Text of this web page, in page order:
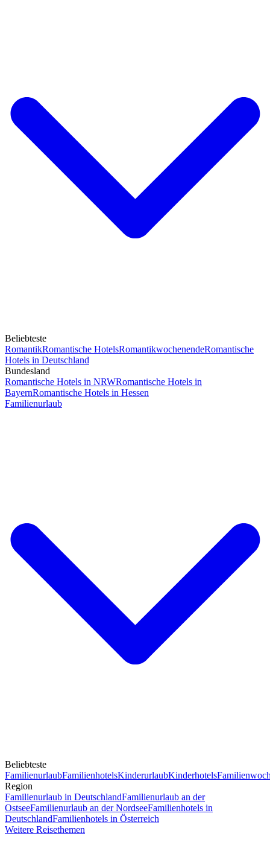
Beliebteste
RomantikRomantische HotelsRomantikwochenendeRomantische
Hotels in Deutschland
Bundesland
Romantische Hotels in NRWRomantische Hotels in
BayernRomantische Hotels in Hessen
Familienurlaub
Beliebteste
FamilienurlaubFamilienhotelsKinderurlaubKinderhotels
Region
Familienurlaub in DeutschlandFamilienurlaub an der
OstseeFamilienurlaub an der NordseeFamilienhotels in
DeutschlandFamilienhotels in Österreich
Weitere Reisethemen